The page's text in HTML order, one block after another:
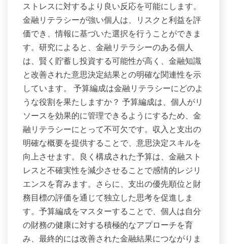
ストレスに対するより良い反応を可能にします。
金融リテラシーが強い個人は、リスクと利益を評
価でき、情報に基づいた選択を行うことができま
す。研究によると、金融リテラシーのある個人
は、賢く貯蓄し投資する可能性が高く、金融知識
と改善された意思決定結果との明確な関連性を示
しています。 予算編成は金融リテラシーにどのよ
うな役割を果たしますか？ 予算編成は、個人がリ
ソースを効果的に管理できるようにするため、金
融リテラシーにとって不可欠です。収入と支出の
明確な概要を提供することで、意思決定スキルを
向上させます。良く構成された予算は、金融スト
レスと不確実性を減少させることで感情的レジリ
エンスを育みます。さらに、支出の優先順位と財
務目標の評価を通じて独立した思考を促進しま
す。予算編成をマスターすることで、個人は自分
の財務の健康に対する積極的なアプローチを育
み、最終的には改善された金融結果につながりま